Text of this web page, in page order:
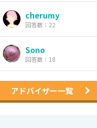
cherumy
回答数：22
Sono
回答数：18
アドバイザー一覧